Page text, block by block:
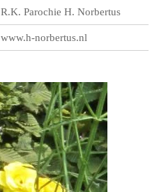
R.K. Parochie H. Norbertus
www.h-norbertus.nl